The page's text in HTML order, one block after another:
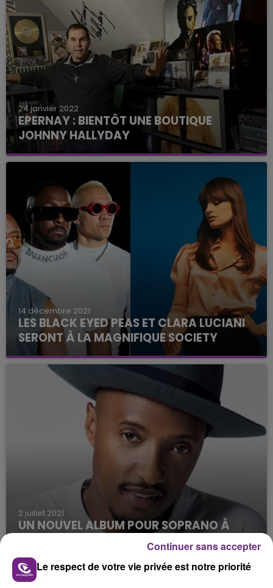
24 janvier 2022
EPERNAY : BIENTÔT UNE BOUTIQUE
JOHNNY HALLYDAY
Dès le 15 février, un marnais mettra en vente des
objets issus d'une grande collection consacrée à
Johnny Hallyday.
14 décembre 2021
LES BLACK EYED PEAS ET CLARA LUCIANI
SERONT À LA MAGNIFIQUE SOCIETY
Les organisateurs du festival ont dévoilé les
premiers noms des artistes présents pour
l'édition 2022 de l'événement.
2 juillet 2021
UN NOUVEL ALBUM POUR SOPRANO À
L'artiste passera au Stade de France le 2 juillet
2022.Le respect de votre vie privée est notre priorité
Continuer sans accepter